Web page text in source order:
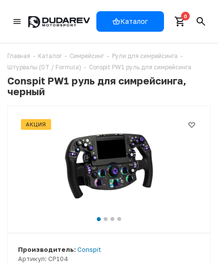
Каталог
0
Главная - Каталог - Симрейсинг - Рули для симрейсинга -
Штурвалы (GT / Formula) - Conspit PW1 руль для симрейсинга
Conspit PW1 руль для симрейсинга,
черный
АКЦИЯ
Артикул: CP104
Производитель: Conspit